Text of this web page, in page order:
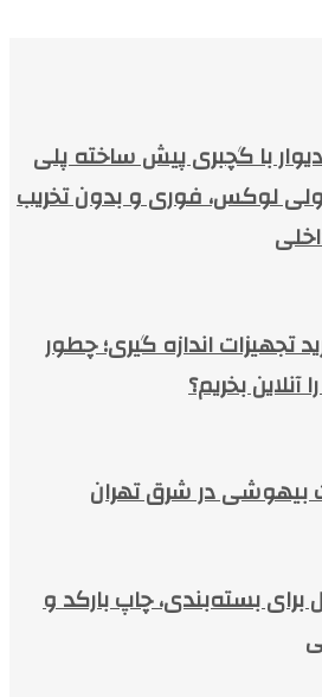
با گچبری پیش ساخته پلی
لوکس، فوری و بدون تخریب
تجهیزات اندازه گیری؛ چطور
آنلاین بخریم؟
بیهوشی در شرق تهران
برای بسته‌بندی، چاپ بارکد و